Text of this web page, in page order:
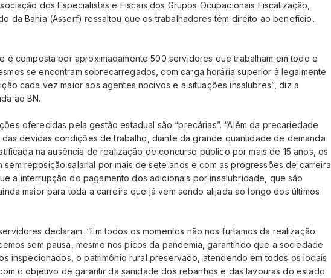
dos Especialistas e Fiscais dos Grupos Ocupacionais Fiscalização,
da Bahia (Asserf) ressaltou que os trabalhadores têm direito ao benefício,
é composta por aproximadamente 500 servidores que trabalham em todo o
se encontram sobrecarregados, com carga horária superior à legalmente
cada vez maior aos agentes nocivos e a situações insalubres”, diz a
ao BN.
oferecidas pela gestão estadual são “precárias”. “Além da precariedade
devidas condições de trabalho, diante da grande quantidade de demanda
na ausência de realização de concurso público por mais de 15 anos, os
reposição salarial por mais de sete anos e com as progressões de carreira
a interrupção do pagamento dos adicionais por insalubridade, que são
maior para toda a carreira que já vem sendo alijada ao longo dos últimos
declaram: “Em todos os momentos não nos furtamos da realização
sem pausa, mesmo nos picos da pandemia, garantindo que a sociedade
inspecionados, o patrimônio rural preservado, atendendo em todos os locais
o objetivo de garantir da sanidade dos rebanhos e das lavouras do estado